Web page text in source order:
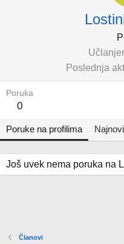
Poslednja
Poruka
0
Poruke na profilima
Još uvek nema poruka na
Članovi